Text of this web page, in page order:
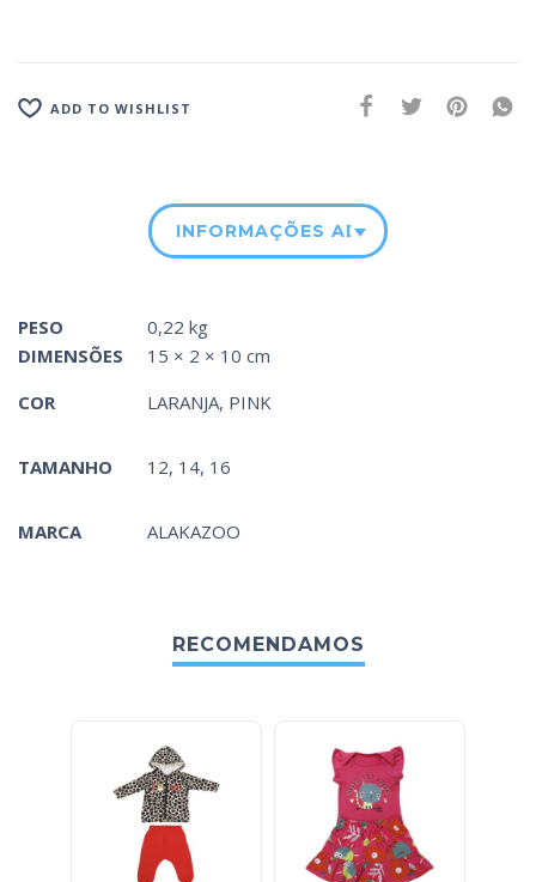
ADD TO WISHLIST
INFORMAÇÕES ADICIONAIS
PESO
0,22 kg
DIMENSÕES
15 × 2 × 10 cm
COR
LARANJA, PINK
TAMANHO 12, 14, 16
MARCA ALAKAZOO
RECOMENDAMOS